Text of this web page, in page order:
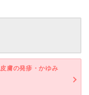
皮膚の発疹・かゆみ